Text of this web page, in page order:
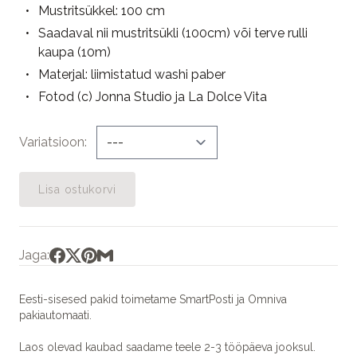
Mustritsükkel: 100 cm
Saadaval nii mustritsükli (100cm) või terve rulli
kaupa (10m)
Materjal: liimistatud washi paber
Fotod (c) Jonna Studio ja La Dolce Vita
Variatsioon
Lisa ostukorvi
Jaga:
Eesti-sisesed pakid toimetame SmartPosti ja Omniva
pakiautomaati.
Laos olevad kaubad saadame teele 2-3 tööpäeva jooksul.